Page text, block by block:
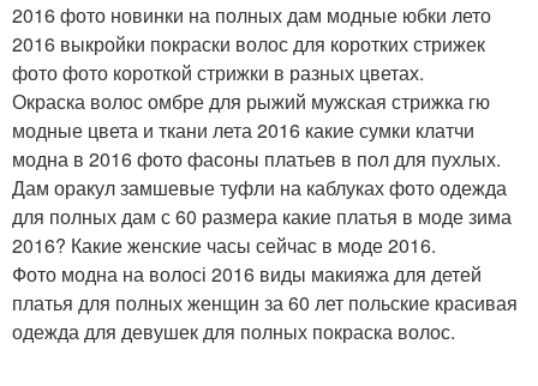
2016 фото новинки на полных дам модные юбки лето
2016 выкройки покраски волос для коротких стрижек
фото фото короткой стрижки в разных цветах.
Окраска волос омбре для рыжий мужская стрижка гю
модные цвета и ткани лета 2016 какие сумки клатчи
модна в 2016 фото фасоны платьев в пол для пухлых.
Дам оракул замшевые туфли на каблуках фото одежда
для полных дам с 60 размера какие платья в моде зима
2016? Какие женские часы сейчас в моде 2016.
Фото модна на волосі 2016 виды макияжа для детей
платья для полных женщин за 60 лет польские красивая
одежда для девушек для полных покраска волос.